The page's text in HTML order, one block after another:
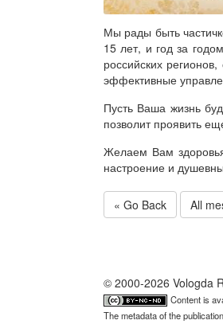
Мы рады быть
15 лет, и год за
российских
эффективные
Пусть Ваша жизнь
позволит проявить
Желаем Вам
настроение и
« Go Back All
© 2000-2026 Vologda
Content is
The metadata of the